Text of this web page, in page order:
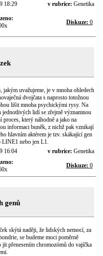
18:29 v rubrice: Genetika
Diskuze: 0
jakým uvažujeme, je v mnoha ohledech
dvojčata s naprosto totožnou
lišit mnoha psychickými rysy. Na
jednotlivých lidí se zřejmě významnou
proces, který náhodně a jako na
informaci buněk, z nichž pak vznikají
hlavním aktérem je tzv. skákající gen
LINE1 nebo jen L1.
16:04 v rubrice: Genetika
Diskuze: 0
genů
skýtá naději, že lidských nemocí, za
se budeme moci poměrně
přenesením chromozómů do vajíčka